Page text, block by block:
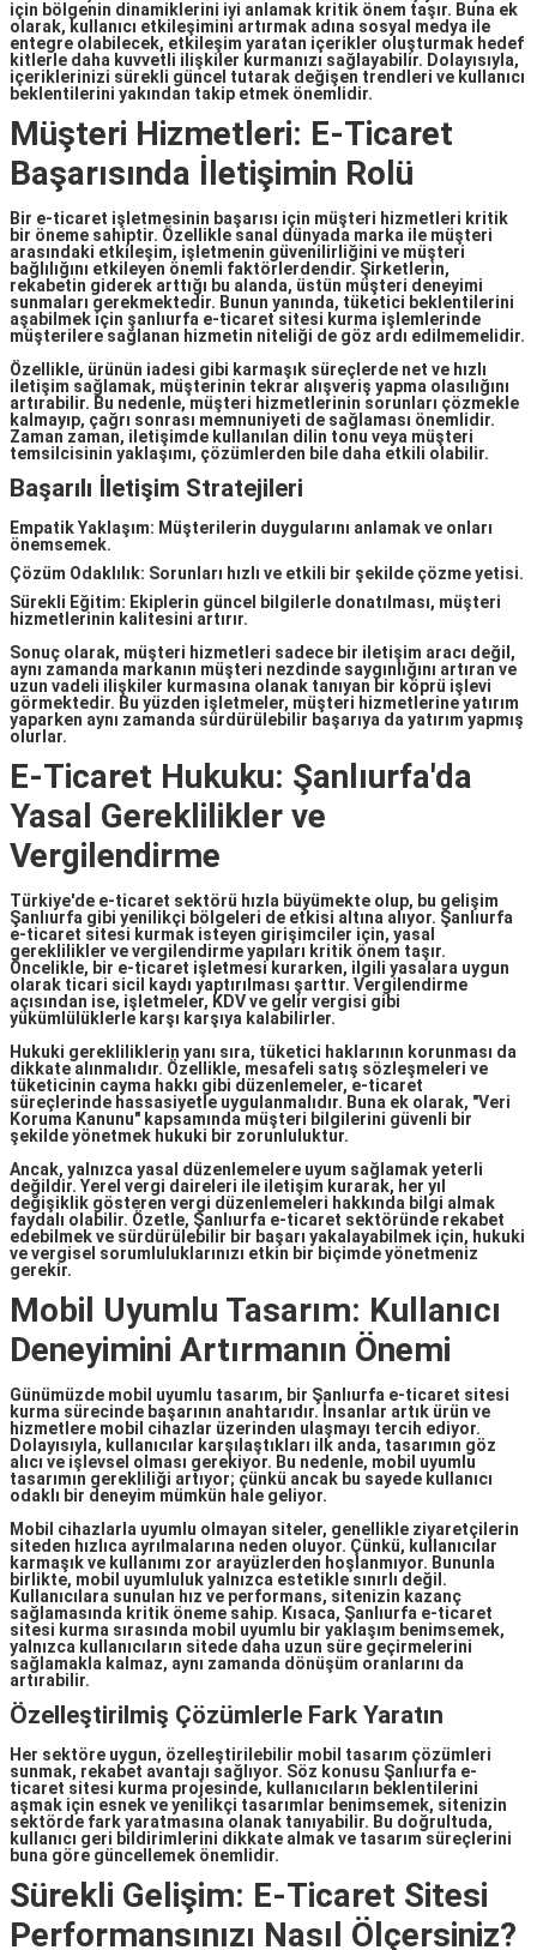
için bölgenin dinamiklerini iyi anlamak kritik önem taşır. Buna ek
olarak, kullanıcı etkileşimini artırmak adına sosyal medya ile
entegre olabilecek, etkileşim yaratan içerikler oluşturmak hedef
kitlerle daha kuvvetli ilişkiler kurmanızı sağlayabilir. Dolayısıyla,
içeriklerinizi sürekli güncel tutarak değişen trendleri ve kullanıcı
beklentilerini yakından takip etmek önemlidir.
Müşteri Hizmetleri: E-Ticaret
Başarısında İletişimin Rolü
Bir e-ticaret işletmesinin başarısı için müşteri hizmetleri kritik
bir öneme sahiptir. Özellikle sanal dünyada marka ile müşteri
arasındaki etkileşim, işletmenin güvenilirliğini ve müşteri
bağlılığını etkileyen önemli faktörlerdendir. Şirketlerin,
rekabetin giderek arttığı bu alanda, üstün müşteri deneyimi
sunmaları gerekmektedir. Bunun yanında, tüketici beklentilerini
aşabilmek için şanlıurfa e-ticaret sitesi kurma işlemlerinde
müşterilere sağlanan hizmetin niteliği de göz ardı edilmemelidir.
Özellikle, ürünün iadesi gibi karmaşık süreçlerde net ve hızlı
iletişim sağlamak, müşterinin tekrar alışveriş yapma olasılığını
artırabilir. Bu nedenle, müşteri hizmetlerinin sorunları çözmekle
kalmayıp, çağrı sonrası memnuniyeti de sağlaması önemlidir.
Zaman zaman, iletişimde kullanılan dilin tonu veya müşteri
temsilcisinin yaklaşımı, çözümlerden bile daha etkili olabilir.
Başarılı İletişim Stratejileri
Empatik Yaklaşım: Müşterilerin duygularını anlamak ve onları
önemsemek.
Çözüm Odaklılık: Sorunları hızlı ve etkili bir şekilde çözme yetisi.
Sürekli Eğitim: Ekiplerin güncel bilgilerle donatılması, müşteri
hizmetlerinin kalitesini artırır.
Sonuç olarak, müşteri hizmetleri sadece bir iletişim aracı değil,
aynı zamanda markanın müşteri nezdinde saygınlığını artıran ve
uzun vadeli ilişkiler kurmasına olanak tanıyan bir köprü işlevi
görmektedir. Bu yüzden işletmeler, müşteri hizmetlerine yatırım
yaparken aynı zamanda sürdürülebilir başarıya da yatırım yapmış
olurlar.
E-Ticaret Hukuku: Şanlıurfa'da
Yasal Gereklilikler ve
Vergilendirme
Türkiye'de e-ticaret sektörü hızla büyümekte olup, bu gelişim
Şanlıurfa gibi yenilikçi bölgeleri de etkisi altına alıyor. Şanlıurfa
e-ticaret sitesi kurmak isteyen girişimciler için, yasal
gereklilikler ve vergilendirme yapıları kritik önem taşır.
Öncelikle, bir e-ticaret işletmesi kurarken, ilgili yasalara uygun
olarak ticari sicil kaydı yaptırılması şarttır. Vergilendirme
açısından ise, işletmeler, KDV ve gelir vergisi gibi
yükümlülüklerle karşı karşıya kalabilirler.
Hukuki gerekliliklerin yanı sıra, tüketici haklarının korunması da
dikkate alınmalıdır. Özellikle, mesafeli satış sözleşmeleri ve
tüketicinin cayma hakkı gibi düzenlemeler, e-ticaret
süreçlerinde hassasiyetle uygulanmalıdır. Buna ek olarak, "Veri
Koruma Kanunu" kapsamında müşteri bilgilerini güvenli bir
şekilde yönetmek hukuki bir zorunluluktur.
Ancak, yalnızca yasal düzenlemelere uyum sağlamak yeterli
değildir. Yerel vergi daireleri ile iletişim kurarak, her yıl
değişiklik gösteren vergi düzenlemeleri hakkında bilgi almak
faydalı olabilir. Özetle, Şanlıurfa e-ticaret sektöründe rekabet
edebilmek ve sürdürülebilir bir başarı yakalayabilmek için, hukuki
ve vergisel sorumluluklarınızı etkin bir biçimde yönetmeniz
gerekir.
Mobil Uyumlu Tasarım: Kullanıcı
Deneyimini Artırmanın Önemi
Günümüzde mobil uyumlu tasarım, bir Şanlıurfa e-ticaret sitesi
kurma sürecinde başarının anahtarıdır. İnsanlar artık ürün ve
hizmetlere mobil cihazlar üzerinden ulaşmayı tercih ediyor.
Dolayısıyla, kullanıcılar karşılaştıkları ilk anda, tasarımın göz
alıcı ve işlevsel olması gerekiyor. Bu nedenle, mobil uyumlu
tasarımın gerekliliği artıyor; çünkü ancak bu sayede kullanıcı
odaklı bir deneyim mümkün hale geliyor.
Mobil cihazlarla uyumlu olmayan siteler, genellikle ziyaretçilerin
siteden hızlıca ayrılmalarına neden oluyor. Çünkü, kullanıcılar
karmaşık ve kullanımı zor arayüzlerden hoşlanmıyor. Bununla
birlikte, mobil uyumluluk yalnızca estetikle sınırlı değil.
Kullanıcılara sunulan hız ve performans, sitenizin kazanç
sağlamasında kritik öneme sahip. Kısaca, Şanlıurfa e-ticaret
sitesi kurma sırasında mobil uyumlu bir yaklaşım benimsemek,
yalnızca kullanıcıların sitede daha uzun süre geçirmelerini
sağlamakla kalmaz, aynı zamanda dönüşüm oranlarını da
artırabilir.
Özelleştirilmiş Çözümlerle Fark Yaratın
Her sektöre uygun, özelleştirilebilir mobil tasarım çözümleri
sunmak, rekabet avantajı sağlıyor. Söz konusu Şanlıurfa e-
ticaret sitesi kurma projesinde, kullanıcıların beklentilerini
aşmak için esnek ve yenilikçi tasarımlar benimsemek, sitenizin
sektörde fark yaratmasına olanak tanıyabilir. Bu doğrultuda,
kullanıcı geri bildirimlerini dikkate almak ve tasarım süreçlerini
buna göre güncellemek önemlidir.
Sürekli Gelişim: E-Ticaret Sitesi
Performansınızı Nasıl Ölçersiniz?